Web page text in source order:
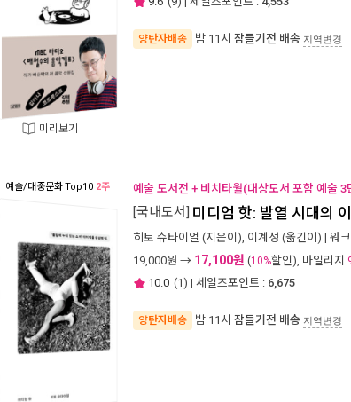
미리보기
양탄자배송 밤 11시 잠들기전 배송 지역변경
예술/대중문화Top10 2주 예술 도서전 + 비치타월(대상도서 포함 예술 3
[국내도서] 미디엄 핫: 발열 시대의
히토 슈타이얼 (지은이), 이계성 (옮긴이) | 워
19,000원 → 17,100원 (10%할인), 마일리지
10.0 (1) | 세일즈포인트 : 6,675
양탄자배송 밤 11시 잠들기전 배송 지역변경